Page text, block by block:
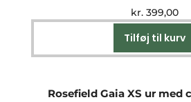
kr. 399,00
Tilføj til kurv
Rosefield Gaia XS ur med